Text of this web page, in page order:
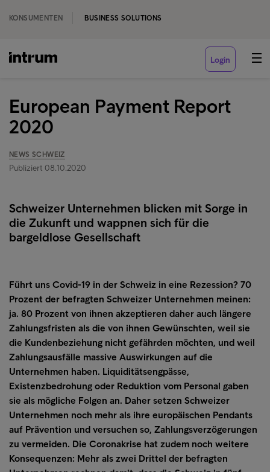
KONSUMENTEN BUSINESS SOLUTIONS
Login
European Payment Report
2020
NEWS SCHWEIZ
Publiziert 08.10.2020
Schweizer Unternehmen blicken mit Sorge in
die Zukunft und wappnen sich für die
bargeldlose Gesellschaft
Führt uns Covid-19 in der Schweiz in eine Rezession? 70
Prozent der befragten Schweizer Unternehmen meinen:
ja. 80 Prozent von ihnen akzeptieren daher auch längere
Zahlungsfristen als die von ihnen Gewünschten, weil sie
die Kundenbeziehung nicht gefährden möchten, und weil
Zahlungsausfälle massive Auswirkungen auf die
Unternehmen haben. Liquiditätsengpässe,
Existenzbedrohung oder Reduktion vom Personal gaben
sie als mögliche Folgen an. Daher setzen Schweizer
Unternehmen noch mehr als ihre europäischen Pendants
auf Prävention und versuchen so, Zahlungsverzögerungen
zu vermeiden. Die Coronakrise hat zudem noch weitere
Konsequenzen: Mehr als zwei Drittel der befragten